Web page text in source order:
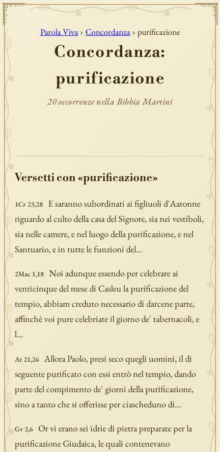
Parola Viva › Concordanza › purificazione
Concordanza:
purificazione
20 occorrenze nella Bibbia Martini
Versetti con «purificazione»
1Cr 23,28
E saranno subordinati ai figliuoli d'Aaronne
riguardo al culto della casa del Signore, sia nei vestiboli,
sia nelle camere, e nel luogo della purificazione, e nel
Santuario, e in tutte le funzioni del…
2Mac 1,18
Noi adunque essendo per celebrare ai
venticinque del mese di Casleu la purificazione del
tempio, abbiam creduto necessario di darcene parte,
affinchè voi pure celebriate il giorno de' tabernacoli, e
l…
At 21,26
Allora Paolo, presi seco quegli uomini, il dì
seguente purificato con essi entrò nel tempio, dando
parte del compimento de' giorni della purificazione,
sino a tanto che si offerisse per ciascheduno di…
Gv 2,6
Or vi erano sei idrie di pietra preparate per la
purificazione Giudaica, le quali contenevano